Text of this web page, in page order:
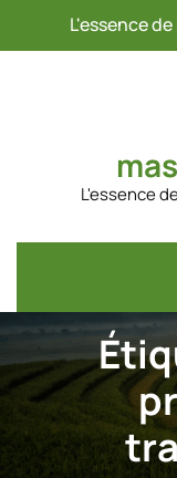
L'essence
L'essence